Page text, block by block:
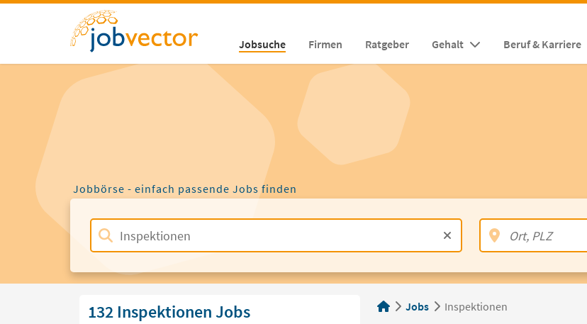
Jobsuche Firmen Ratgeber Gehalt Beruf & Karriere
Jobbörse - einfach passende Jobs finden
132 Inspektionen Jobs Jobs Inspektionen